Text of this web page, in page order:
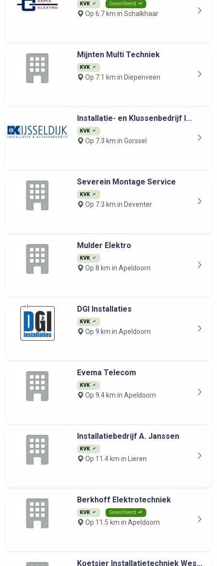
KVK Geverifieerd
Op 6.7 km in Schalkhaar
Mijnten Multi Techniek
KVK
Op 7.1 km in Diepenveen
Installatie- en Klussenbedrijf I...
KVK
Op 7.3 km in Gorssel
Severein Montage Service
KVK
Op 7.3 km in Deventer
Mulder Elektro
KVK
Op 8 km in Apeldoorn
DGI Installaties
KVK
Op 9 km in Apeldoorn
Evema Telecom
KVK
Op 9.4 km in Apeldoorn
Installatiebedrijf A. Janssen
KVK
Op 11.4 km in Lieren
Berkhoff Elektrotechniek
KVK Geverifieerd
Op 11.5 km in Apeldoorn
Koetsier Installatietechniek Wes...